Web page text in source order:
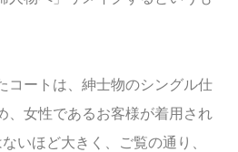
コートは、紳士物のシングル仕
、女性であるお客様が着用され
いほど大きく、ご覧の通り、